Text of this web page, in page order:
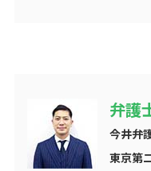
弁護
今井弁
東京第